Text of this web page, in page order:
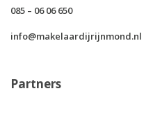
085 – 06 06 650
info@makelaardijrijnmond.nl
Partners